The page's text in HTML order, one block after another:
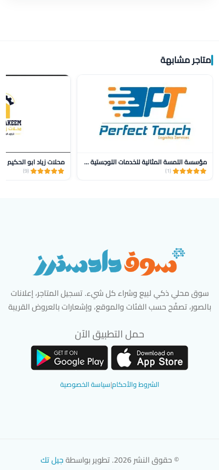
متاجر مشابهة
مؤسسة اللمسة المثالية للخدمات اللوجستية للنقل
(1)
محلات زياد ابو الحكيم
(9)
سوق محلي ذكي لبيع وشراء كل شيء. تسجيل المتاجر، إعلانات
بالصور، تصفّح حسب الفئات والموقع، وإشعارات بالعروض القريبة
حمل التطبيق الآن
الشروط والأحكام|سياسة الخصوصية
© حقوق النشر 2026. تطوير بواسطة جيل تك